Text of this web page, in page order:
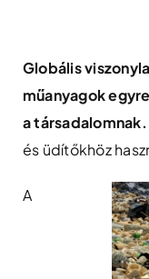
content
Globális
műanyagok
a társadalomnak.
és üdítőkhöz
A